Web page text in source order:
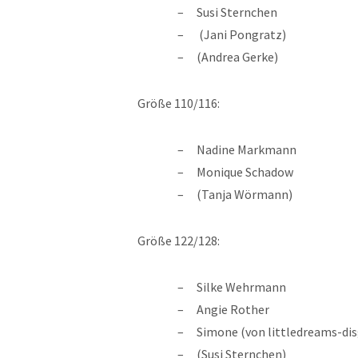
Susi Sternchen
(Jani Pongratz)
(Andrea Gerke)
Größe 110/116:
Nadine Markmann
Monique Schadow
(Tanja Wörmann)
Größe 122/128:
Silke Wehrmann
Angie Rother
Simone (von littledreams-
(Susi Sternchen)